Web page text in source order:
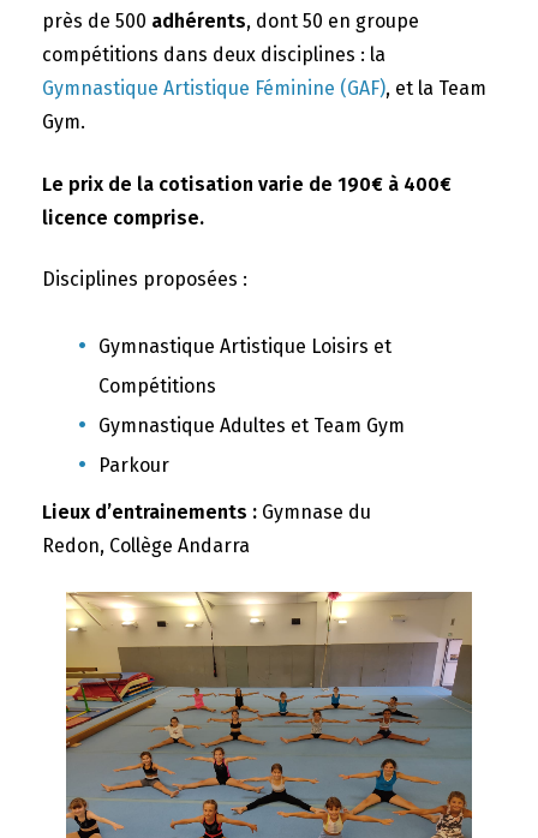
près de 500 adhérents, dont 50 en groupe
compétitions dans deux disciplines : la
Gymnastique Artistique Féminine (GAF), et la Team
Gym.
Le prix de la cotisation varie de 190€ à 400€
licence comprise.
Disciplines proposées :
Gymnastique Artistique Loisirs et
Compétitions
Gymnastique Adultes et Team Gym
Parkour
Lieux d’entrainements : Gymnase du
Redon, Collège Andarra